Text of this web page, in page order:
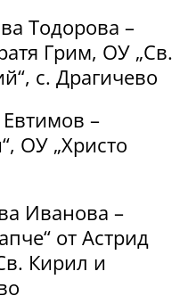
Тодорова –
Грим, ОУ „Св.
с. Драгичево
–
ОУ „Христо
Иванова –
от Астрид
Кирил и